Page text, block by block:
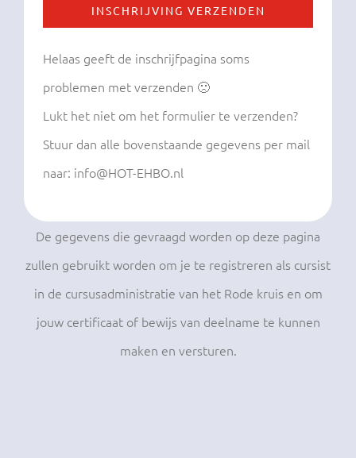
Helaas geeft de inschrijfpagina soms
problemen met verzenden 🙁
Lukt het niet om het formulier te verzenden?
Stuur dan alle bovenstaande gegevens per mail
naar: info@HOT-EHBO.nl
De gegevens die gevraagd worden op deze pagina
zullen gebruikt worden om je te registreren als cursist
in de cursusadministratie van het Rode kruis en om
jouw certificaat of bewijs van deelname te kunnen
maken en versturen.